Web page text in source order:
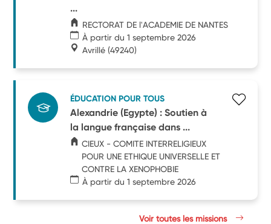
...
RECTORAT DE l'ACADEMIE DE NANTES
À partir du 1 septembre 2026
Avrillé (49240)
ÉDUCATION POUR TOUS
Alexandrie (Egypte) : Soutien à
la langue française dans ...
CIEUX - COMITE INTERRELIGIEUX
POUR UNE ETHIQUE UNIVERSELLE ET
CONTRE LA XENOPHOBIE
À partir du 1 septembre 2026
Voir toutes les missions